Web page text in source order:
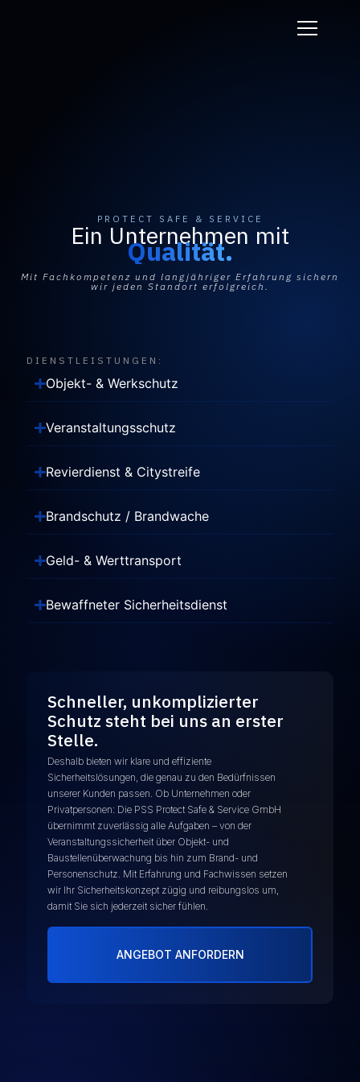
PROTECT SAFE & SERVICE
Ein Unternehmen mit
Qualität.
Mit Fachkompetenz und langjähriger Erfahrung sichern
wir jeden Standort erfolgreich.
DIENSTLEISTUNGEN:
Objekt- & Werkschutz
Veranstaltungsschutz
Revierdienst & Citystreife
Brandschutz / Brandwache
Geld- & Werttransport
Bewaffneter Sicherheitsdienst
Schneller, unkomplizierter
Schutz steht bei uns an erster
Stelle.
Deshalb bieten wir klare und effiziente
Sicherheitslösungen, die genau zu den Bedürfnissen
unserer Kunden passen. Ob Unternehmen oder
Privatpersonen: Die PSS Protect Safe & Service GmbH
übernimmt zuverlässig alle Aufgaben – von der
Veranstaltungssicherheit über Objekt- und
Baustellenüberwachung bis hin zum Brand- und
Personenschutz. Mit Erfahrung und Fachwissen setzen
wir Ihr Sicherheitskonzept zügig und reibungslos um,
damit Sie sich jederzeit sicher fühlen.
ANGEBOT ANFORDERN